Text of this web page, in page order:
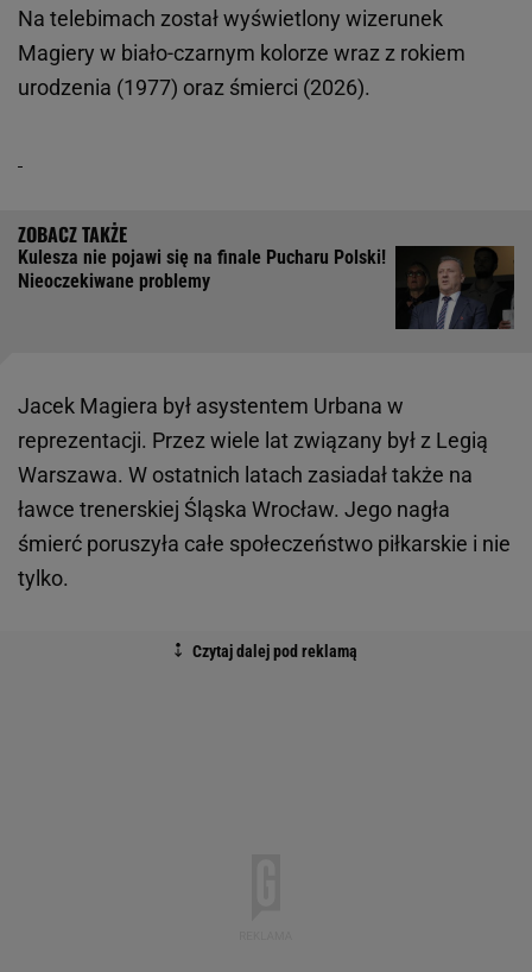
Na telebimach został wyświetlony wizerunek
Magiery w biało-czarnym kolorze wraz z rokiem
urodzenia (1977) oraz śmierci (2026).
Kulesza nie pojawi się na finale Pucharu Polski!
Nieoczekiwane problemy
Jacek Magiera był asystentem Urbana w
reprezentacji. Przez wiele lat związany był z Legią
Warszawa. W ostatnich latach zasiadał także na
ławce trenerskiej Śląska Wrocław. Jego nagła
śmierć poruszyła całe społeczeństwo piłkarskie i nie
tylko.